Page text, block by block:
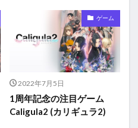
ゲーム
2022年7月5日
1周年記念の注目ゲーム
Caligula2 (カリギュラ2)